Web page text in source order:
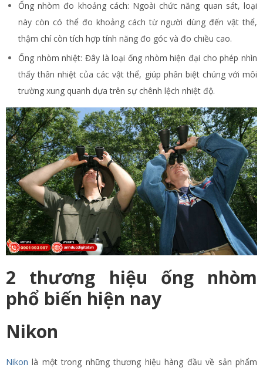
Ống nhòm đo khoảng cách: Ngoài chức năng quan sát, loại
này còn có thể đo khoảng cách từ người dùng đến vật thể,
thậm chí còn tích hợp tính năng đo góc và đo chiều cao.
Ống nhòm nhiệt: Đây là loại ống nhòm hiện đại cho phép nhìn
thấy thân nhiệt của các vật thể, giúp phân biệt chúng với môi
trường xung quanh dựa trên sự chênh lệch nhiệt độ.
2 thương hiệu ống nhòm
phổ biến hiện nay
Nikon
Nikon là một trong những thương hiệu hàng đầu về sản phẩm